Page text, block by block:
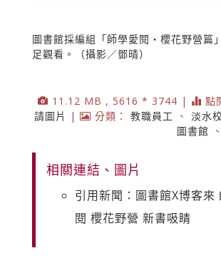
圖書館採編組「師學愛閱‧櫻花野營篇
足觀看。（攝影／鄧晴）
11.12 MB , 5616 * 3744 | 點
請圖片
| 分類： 教職員工 、 淡水
圖書館 、
相關連結、圖片
引用新聞：圖書館X博客來
閱 櫻花野營 新書吸睛